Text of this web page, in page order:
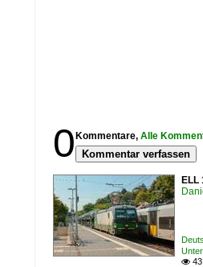
0 Kommentare, Alle
Kommentar verfassen
ELL
 43